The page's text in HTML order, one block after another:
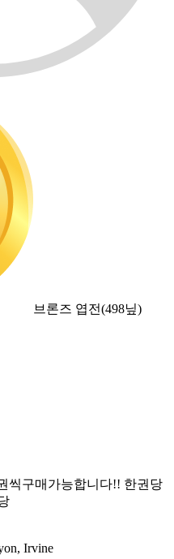
브론즈 엽전(498닢)
씩구매가능합니다!! 한권당
Irvine